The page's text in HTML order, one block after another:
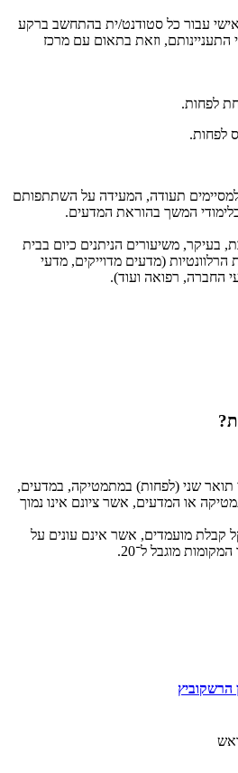
אישי עבור כל סטודנט/ית בהתחשב ברקע
התעניינותם, וזאת בתאום עם מרכז
לפחות.
למסיימים תעודה, המעידה על השתתפותם
המשך בהוראת המדעים.
בעיקר, משיעורים הניתנים כיום בבית
הרלוונטיות (מדעים מדוייקים, מדעי
החברה, רפואה ועוד).
תואר שני (לפחות) במתמטיקה, במדעים,
או המדעים, אשר ציונם אינו נמוך
קבלת מועמדים, אשר אינם עונים על
מוגבל ל־20.
הרשקוביץ